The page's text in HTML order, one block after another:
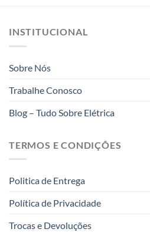
INSTITUCIONAL
Sobre Nós
Trabalhe Conosco
Blog – Tudo Sobre Elétrica
TERMOS E CONDIÇÕES
Politica de Entrega
Política de Privacidade
Trocas e Devoluções